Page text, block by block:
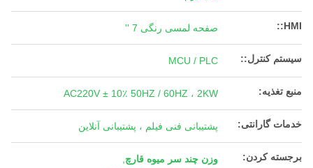
HMI:: صفحه لمسی رنگی 7 ''
سیستم کنترل:: MCU / PLC
منبع تغذیه: AC220V ± 10٪ 50HZ / 60HZ ، 2KW
خدمات گارانتی: پشتیبانی فنی فیلم ، پشتیبانی آنلاین
برجسته کردن: وزن چند سر میوه قارچ,